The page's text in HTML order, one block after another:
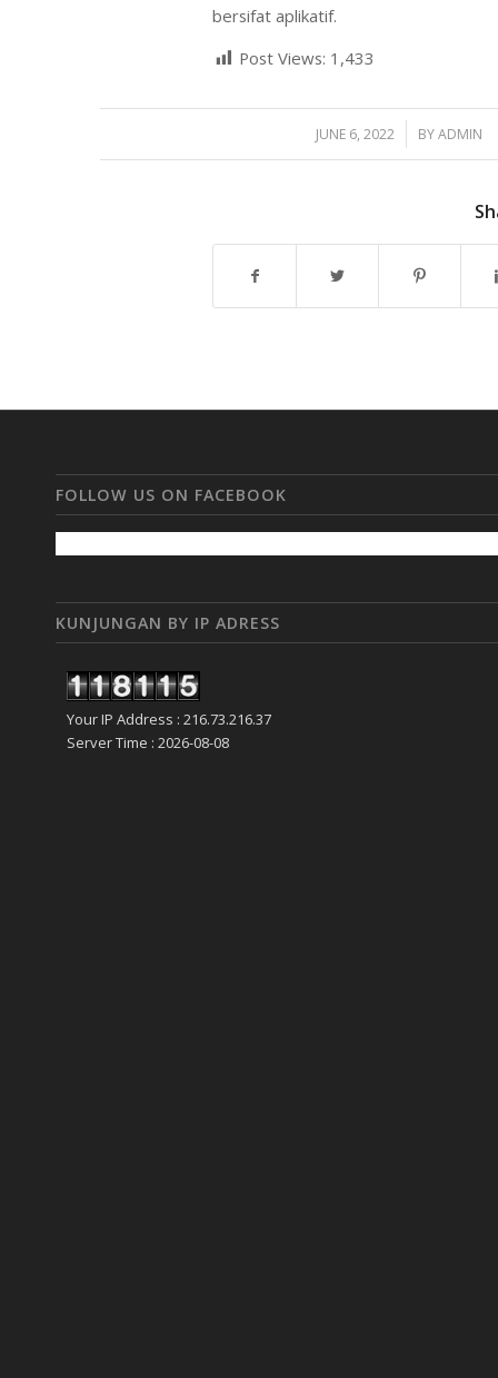
bersifat aplikatif.
Post Views: 1,433
JUNE 6, 2022
/ BYADMIN
FOLLOW US ON FACEBOOK
KUNJUNGAN BY IP ADRESS
Your IP Address : 216.73.216.37
Server Time : 2026-08-08